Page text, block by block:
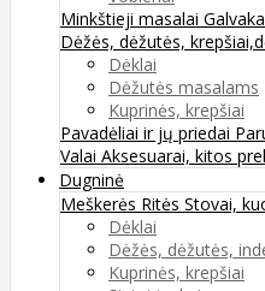
Minkštieji masalai
Dėžės, dėžutės,
Dėklai
Dėžutės masalams
Kuprinės, krepšiai
Pavadėliai ir jų priedai
Valai Aksesuarai, kitos
Dugninė
Meškerės Ritės Stovai,
Dėklai
Dėžės, dėžutės,
Kuprinės, krepšiai